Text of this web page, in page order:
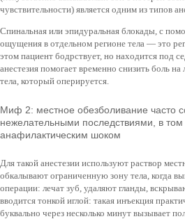
чувствительности) является одним из типов
Спинальная или эпидуральная блокады, с
ощущения в отдельном регионе тела — это
этом пациент бодрствует, но находится под
анестезия помогает временно снизить боль на
тела, который оперируется.
Миф 2: местное обезболивание часто
нежелательными последствиями, в
анафилактическим шоком
Для такой анестезии используют раствор
обкалывают ограниченную зону тела, когда
операции: лечат зуб, удаляют гланды,
вводится тонкой иглой: такая инъекция
буквально через несколько минут вызывает